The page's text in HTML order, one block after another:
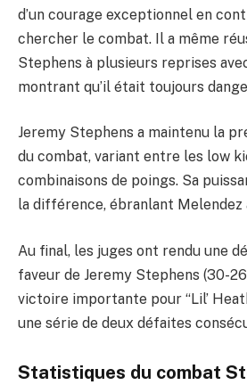
d’un courage exceptionnel en
chercher le combat. Il a même
Stephens à plusieurs reprises
montrant qu’il était toujours
Jeremy Stephens a maintenu la
du combat, variant entre les low
combinaisons de poings. Sa
la différence, ébranlant
Au final, les juges ont rendu une
faveur de Jeremy Stephens (30-
victoire importante pour “Lil’
une série de deux défaites
Statistiques du combat